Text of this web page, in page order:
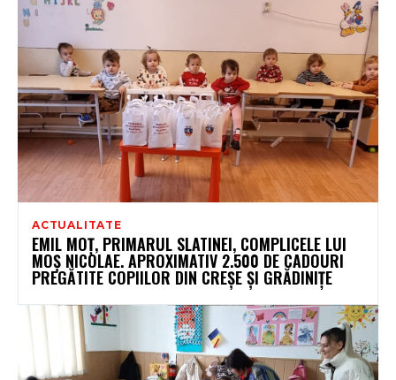
ACTUALITATE
EMIL MOȚ, PRIMARUL SLATINEI, COMPLICELE LUI
MOȘ NICOLAE. APROXIMATIV 2.500 DE CADOURI
PREGĂTITE COPIILOR DIN CREȘE ȘI GRĂDINIȚE